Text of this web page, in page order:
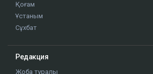
Қоғам
Ұстаным
Сұхбат
Редакция
Жоба туралы